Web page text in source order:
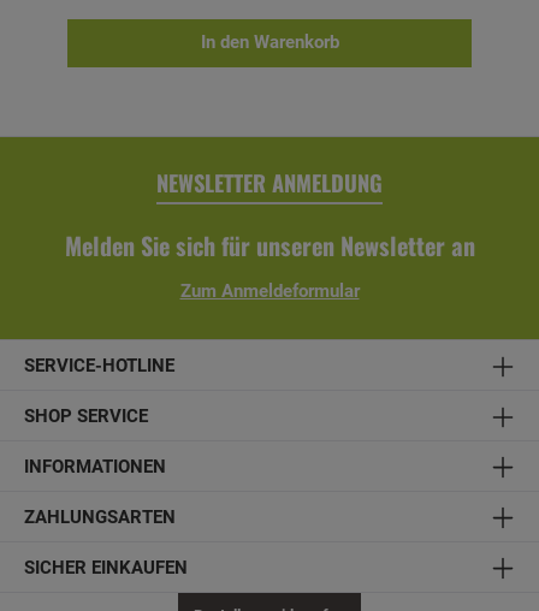
Lounge-Gruppe. Auch hier wurden pflegeleichte Materialien
verwendet, damit Sie den Sommer in vollen Zügen
Sitzhöhe: 42 cm- inklusive Kissen (mit einem Bezug aus
In den Warenkorb
NEWSLETTER ANMELDUNG
Melden Sie sich für unseren Newsletter an
Zum Anmeldeformular
SERVICE-HOTLINE
SHOP SERVICE
INFORMATIONEN
ZAHLUNGSARTEN
SICHER EINKAUFEN